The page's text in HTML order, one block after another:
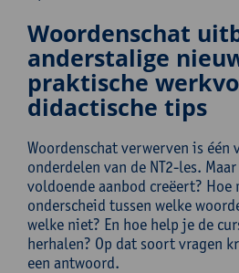
Woordenschat
anderstalige
praktische
didactische tips
Woordenschat verwerven is
onderdelen van de NT2-les.
voldoende aanbod creëert? Hoe
onderscheid tussen welke
welke niet? En hoe help je de
herhalen? Op dat soort vragen
een antwoord.